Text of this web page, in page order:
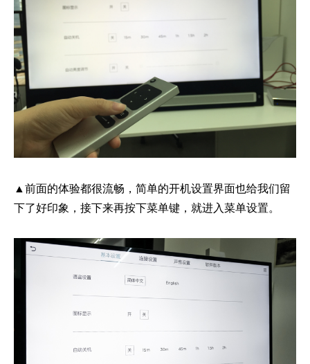
▲前面的体验都很流畅，简单的开机设置界面也给我们留
下了好印象，接下来再按下菜单键，就进入菜单设置。